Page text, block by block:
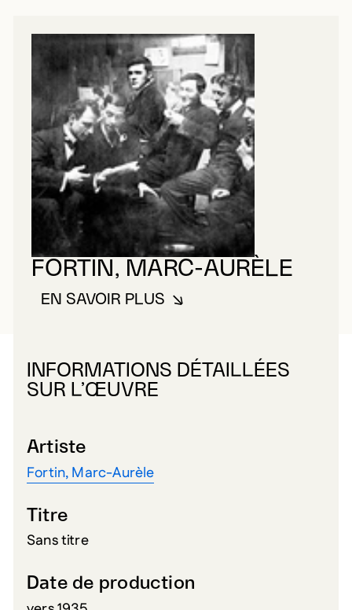
FORTIN, MARC-AURÈLE
EN SAVOIR PLUSÀ PROPOS DE FORTIN, MARC-
INFORMATIONS DÉTAILLÉES
SUR L’ŒUVRE
Artiste
Fortin, Marc-Aurèle
Titre
Sans titre
Date de production